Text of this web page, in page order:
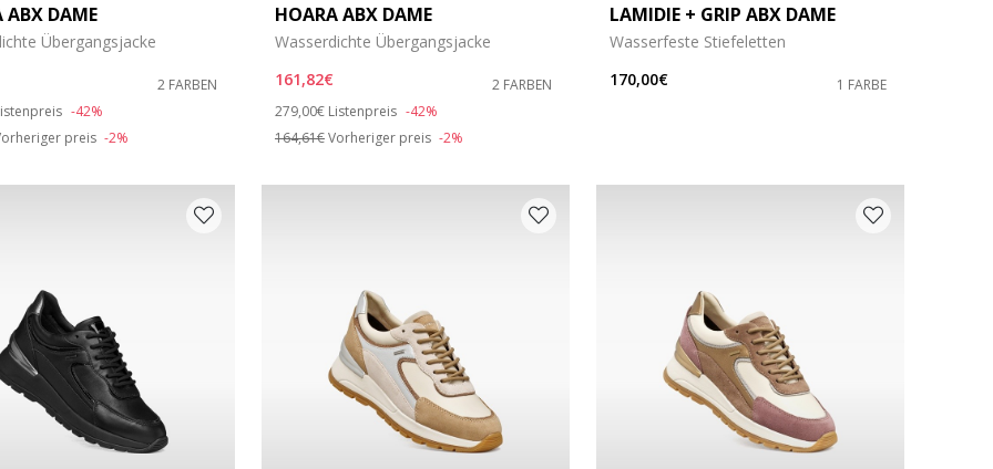
38
42
ABX DAME
Übergangsjacke
2 FARBEN
from -42%
preis -2%
HOARA ABX DAME
Wasserdichte Übergangsjacke
161,82€
2 FARBEN
Price reduced from
279,00€ to
Listenpreis -42%
164,61€Vorheriger preis -2%
LAMIDIE + GRIP ABX DAME
Wasserfeste Stiefeletten
170,00€
1 FARBE